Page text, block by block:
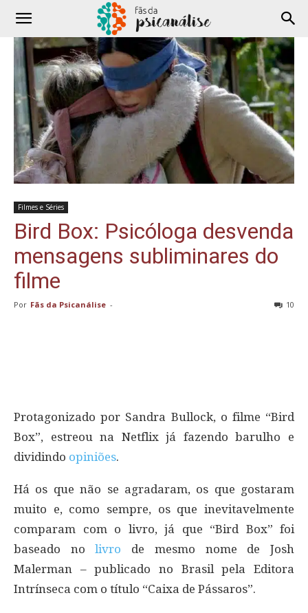
Filmes e Séries
Bird Box: Psicóloga desvenda
mensagens subliminares do
filme
Por Fãs da Psicanálise - 10
Protagonizado por Sandra Bullock, o filme “Bird
Box”, estreou na Netflix já fazendo barulho e
dividindo opiniões.
Há os que não se agradaram, os que gostaram
muito e, como sempre, os que inevitavelmente
comparam com o livro, já que “Bird Box” foi
baseado nolivro de mesmo nome de Josh
Malerman – publicado no Brasil pela Editora
Intrínseca com o título “Caixa de Pássaros”.